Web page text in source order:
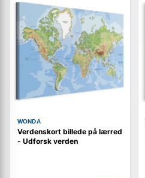
WONDA
Verdenskort billede på lærred
- Udforsk verden